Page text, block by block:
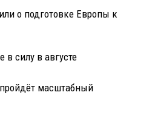
о подготовке Европы к
силу в августе
масштабный